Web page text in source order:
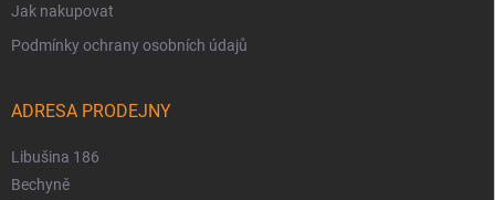
Jak nakupovat
Podmínky ochrany osobních údajů
ADRESA PRODEJNY
Libušina 186
Bechyně